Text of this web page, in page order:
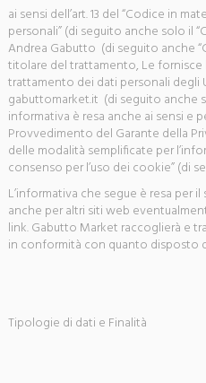
ai sensi dell’art. 13 del “Codice in
personali” (di seguito anche solo il
Andrea Gabutto (di seguito anche
titolare del trattamento, Le fornisce
trattamento dei dati personali
gabuttomarket.it (di seguito anche
informativa è resa anche ai sensi e
Provvedimento del Garante della
delle modalità semplificate per
consenso per l’uso dei cookie” (di
L’informativa che segue è resa per
anche per altri siti web
link. Gabutto Market raccoglierà e
in conformità con quanto disposto
Tipologie di dati e Finalità